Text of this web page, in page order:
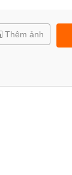
Thêm ảnh